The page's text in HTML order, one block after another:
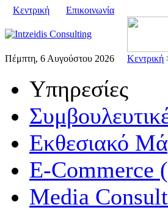
Κεντρική Επικοινωνία
Πέμπτη, 6 Αυγούστου 2026 Κεντρική
Υπηρεσίες
Εκθεσιακό
E-Commerce
Media